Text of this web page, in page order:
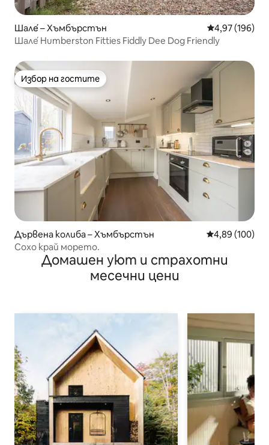
Шале́ – Хъмбърстън Средна
4,97 (196)
Шале́ Humberston Fitties Fiddly Dee Dog Friendly
Избор на гостите
Избор на гостите
Дървена колиба – Хъмбърстън Средна
4,89 (100)
Сохо край морето.
Домашен уют и страхотни
месечни цени